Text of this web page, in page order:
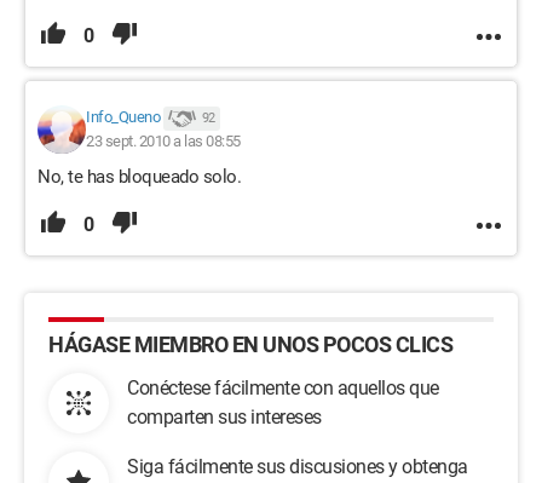
0
Info_Queno 92
23 sept. 2010 a las 08:55
No, te has bloqueado solo.
0
HÁGASE MIEMBRO EN UNOS POCOS CLICS
Conéctese fácilmente con aquellos que
comparten sus intereses
Siga fácilmente sus discusiones y obtenga